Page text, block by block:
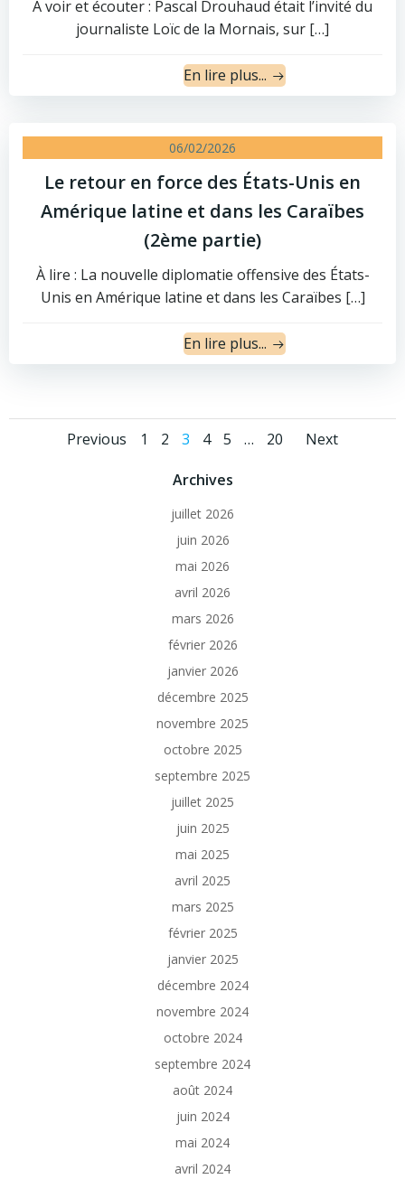
À voir et écouter : Pascal Drouhaud était l’invité du
journaliste Loïc de la Mornais, sur […]
En lire plus...
06/02/2026
Le retour en force des États-Unis en
Amérique latine et dans les Caraïbes
(2ème partie)
À lire : La nouvelle diplomatie offensive des États-
Unis en Amérique latine et dans les Caraïbes […]
En lire plus...
Posts
navigation
Previous
Posts
navigation
Page
1 Page
2 Page
3 Page
4 Page
5 … Page
20
Posts
Next
Archives
juillet 2026
juin 2026
mai 2026
avril 2026
mars 2026
février 2026
janvier 2026
décembre 2025
novembre 2025
octobre 2025
septembre 2025
juillet 2025
juin 2025
mai 2025
avril 2025
mars 2025
février 2025
janvier 2025
décembre 2024
novembre 2024
octobre 2024
septembre 2024
août 2024
juin 2024
mai 2024
avril 2024